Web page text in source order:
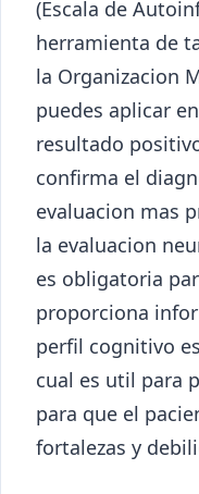
(Escala de
herramienta de
la Organizacion
puedes aplicar
resultado
confirma el
evaluacion mas
la evaluacion
es obligatoria
proporciona
perfil cognitivo
cual es util para
para que el
fortalezas y